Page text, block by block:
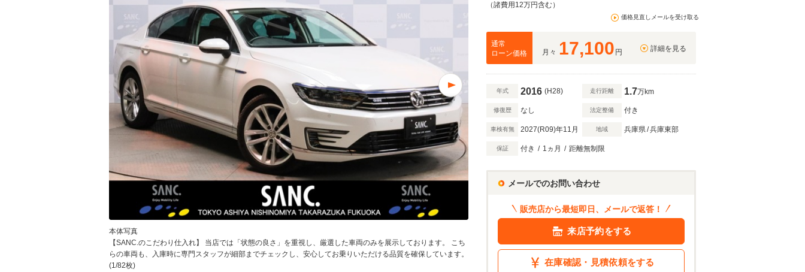
本体写真
【SANC.のこだわり仕入れ】 当店では「状態の良さ」を重視し、厳選した車両のみを展示しております。 こち
らの車両も、入庫時に専門スタッフが細部までチェックし、安心してお乗りいただける品質を確保しています。
(1/82枚)
（諸費用12万円含む）
価格見直しメールを受け取る
通常
ローン価格
月々 17,100 円 詳細を見る
年式 2016 (H28) 走行距離 1.7万km
修復歴 なし 法定整備 付き
車検有無 2027(R09)年11月 地域 兵庫県/兵庫東部
保証 付き / 1ヵ月 / 距離無制限
メールでのお問い合わせ
販売店から最短即日、メールで返答！
来店予約をする
在庫確認・見積依頼をする
支払総額 本体価格
物件価格 万円
万円
借入額 202.7万円
支払回数・金利・ボーナス払い
支払回数 回
通常ローン・支払総額 で計算
月々の
支払額 1.7万円
割賦販売価格： 255.6万円
利息分：